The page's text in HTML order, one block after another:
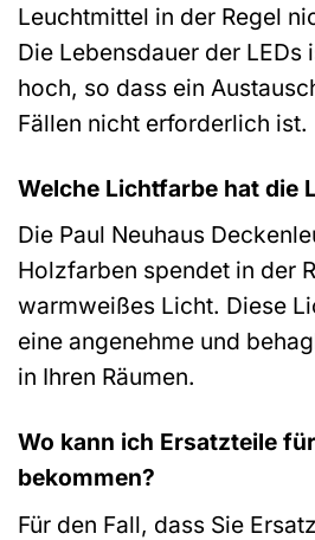
Leuchtmittel in der Regel
Die Lebensdauer der LEDs
hoch, so dass ein
Fällen nicht erforderlich ist.
Welche Lichtfarbe hat die
Die Paul Neuhaus
Holzfarben spendet in der
warmweißes Licht. Diese
eine angenehme und
in Ihren Räumen.
Wo kann ich Ersatzteile
bekommen?
Für den Fall, dass Sie